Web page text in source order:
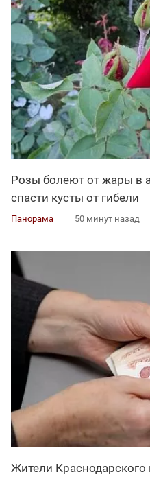
Розы болеют от жары в
спасти кусты от гибели
Панорама 50 минут назад
Жители Краснодарского